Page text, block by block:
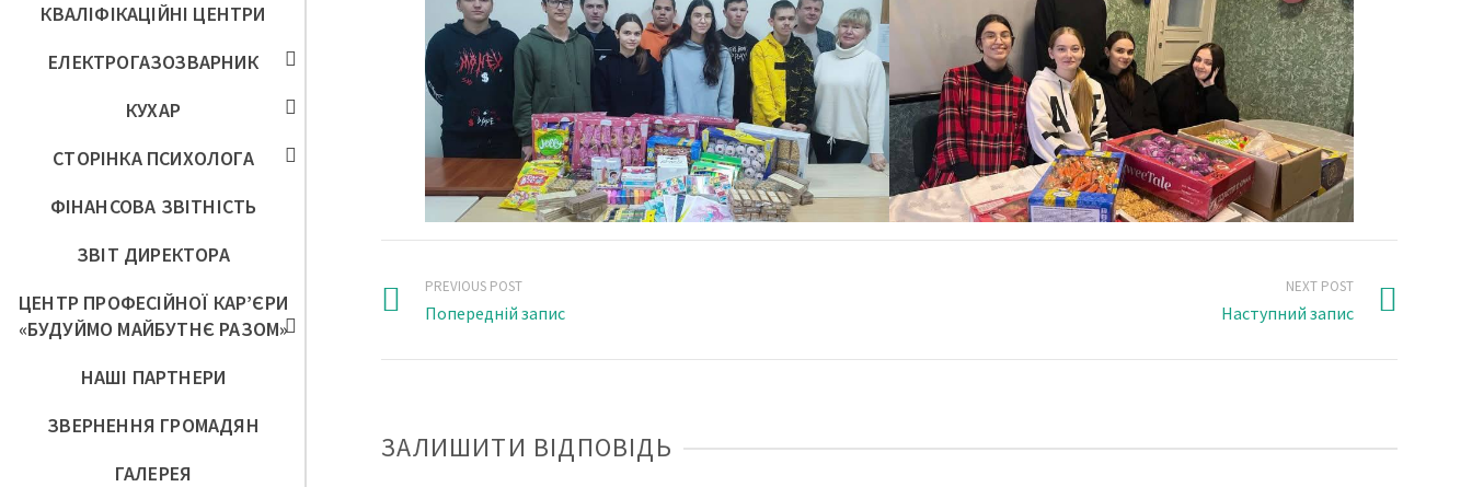
КВАЛІФІКАЦІЙНІ ЦЕНТРИ
ЕЛЕКТРОГАЗОЗВАРНИК
КУХАР
СТОРІНКА ПСИХОЛОГА
ФІНАНСОВА ЗВІТНІСТЬ
ЗВІТ ДИРЕКТОРА
ЦЕНТР ПРОФЕСІЙНОЇ КАР’ЄРИ
«БУДУЙМО МАЙБУТНЄ РАЗОМ»
НАШІ ПАРТНЕРИ
ЗВЕРНЕННЯ ГРОМАДЯН
ГАЛЕРЕЯ
PREVIOUS POST
Попередній запис
NEXT POST
Наступний запис
ЗАЛИШИТИ ВІДПОВІДЬ